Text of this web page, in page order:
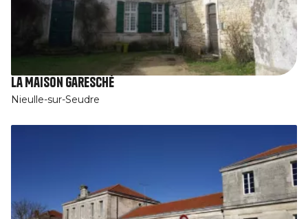
La Maison Garesché
Nieulle-sur-Seudre